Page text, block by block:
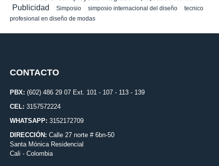
Publicidad Simposio simposio internacional del diseño
tecnico
profesional en diseño de modas
CONTACTO
PBX: (602) 486 29 07 Ext. 101 - 107 - 113 - 139
CEL: 3157572224
WHATSAPP: 3152172709
DIRECCIÓN: Calle 27 norte # 6bn-50
Santa Mónica Residencial
Cali - Colombia